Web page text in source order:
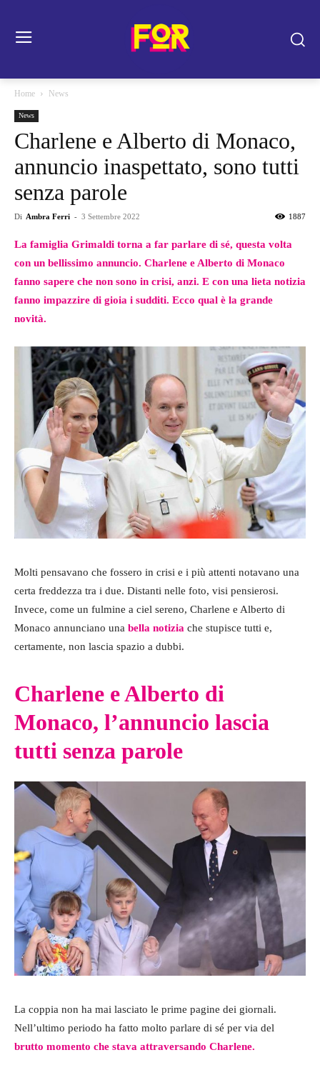
Home News
News
Charlene e Alberto di Monaco,
annuncio inaspettato, sono tutti
senza parole
Di Ambra Ferri - 3 Settembre 2022 1887
La famiglia Grimaldi torna a far parlare di sé, questa volta
con un bellissimo annuncio. Charlene e Alberto di Monaco
fanno sapere che non sono in crisi, anzi. E con una lieta notizia
fanno impazzire di gioia i sudditi. Ecco qual è la grande
novità.
Molti pensavano che fossero in crisi e i più attenti notavano una
certa freddezza tra i due. Distanti nelle foto, visi pensierosi.
Invece, come un fulmine a ciel sereno, Charlene e Alberto di
Monaco annunciano una bella notizia che stupisce tutti e,
certamente, non lascia spazio a dubbi.
Charlene e Alberto di
Monaco, l’annuncio lascia
tutti senza parole
La coppia non ha mai lasciato le prime pagine dei giornali.
Nell’ultimo periodo ha fatto molto parlare di sé per via del
brutto momento che stava attraversando Charlene.